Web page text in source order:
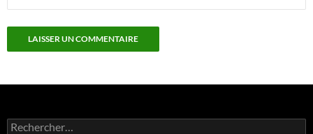
Rechercher :